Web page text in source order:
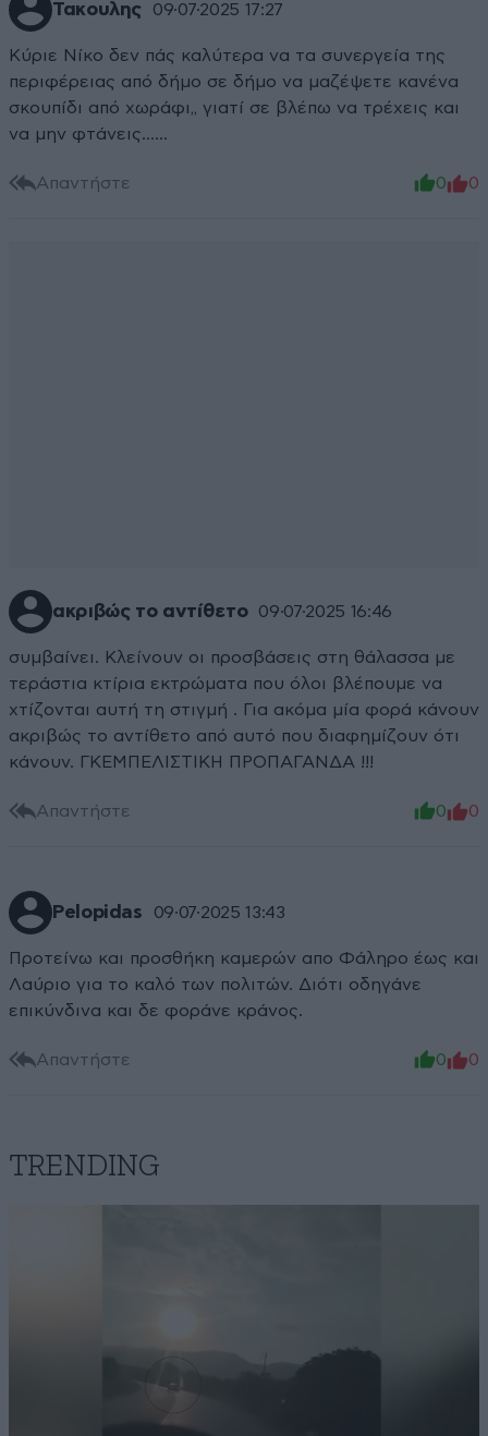
Τακουλης 09·07·2025 17:27
Κύριε Νίκο δεν πάς καλύτερα να τα συνεργεία της
περιφέρειας από δήμο σε δήμο να μαζέψετε κανένα
σκουπίδι από χωράφι,, γιατί σε βλέπω να τρέχεις και
να μην φτάνεις......
Απαντήστε 0 0
ακριβώς το αντίθετο 09·07·2025 16:46
συμβαίνει. Κλείνουν οι προσβάσεις στη θάλασσα με
τεράστια κτίρια εκτρώματα που όλοι βλέπουμε να
χτίζονται αυτή τη στιγμή . Για ακόμα μία φορά κάνουν
ακριβώς το αντίθετο από αυτό που διαφημίζουν ότι
κάνουν. ΓΚΕΜΠΕΛΙΣΤΙΚΗ ΠΡΟΠΑΓΑΝΔΑ !!!
Απαντήστε 0 0
Pelopidas 09·07·2025 13:43
Προτείνω και προσθήκη καμερών απο Φάληρο έως και
Λαύριο για το καλό των πολιτών. Διότι οδηγάνε
επικύνδινα και δε φοράνε κράνος.
Απαντήστε 0 0
TRENDING